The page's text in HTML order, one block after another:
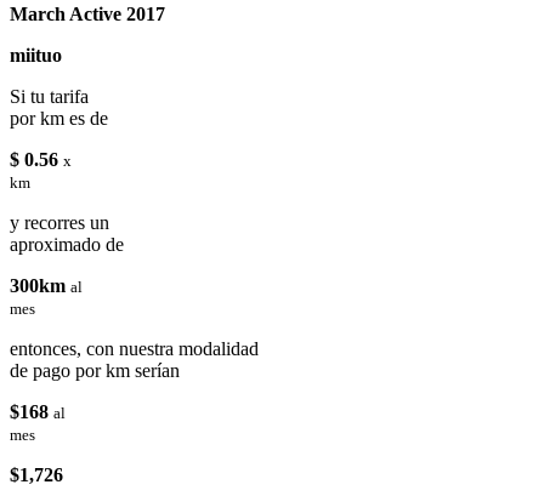
March Active 2017
miituo
Si tu tarifa
por km es de
$ 0.56 x
km
y recorres un
aproximado de
300km al
mes
entonces, con nuestra modalidad
de pago por km serían
$168 al
mes
$1,726